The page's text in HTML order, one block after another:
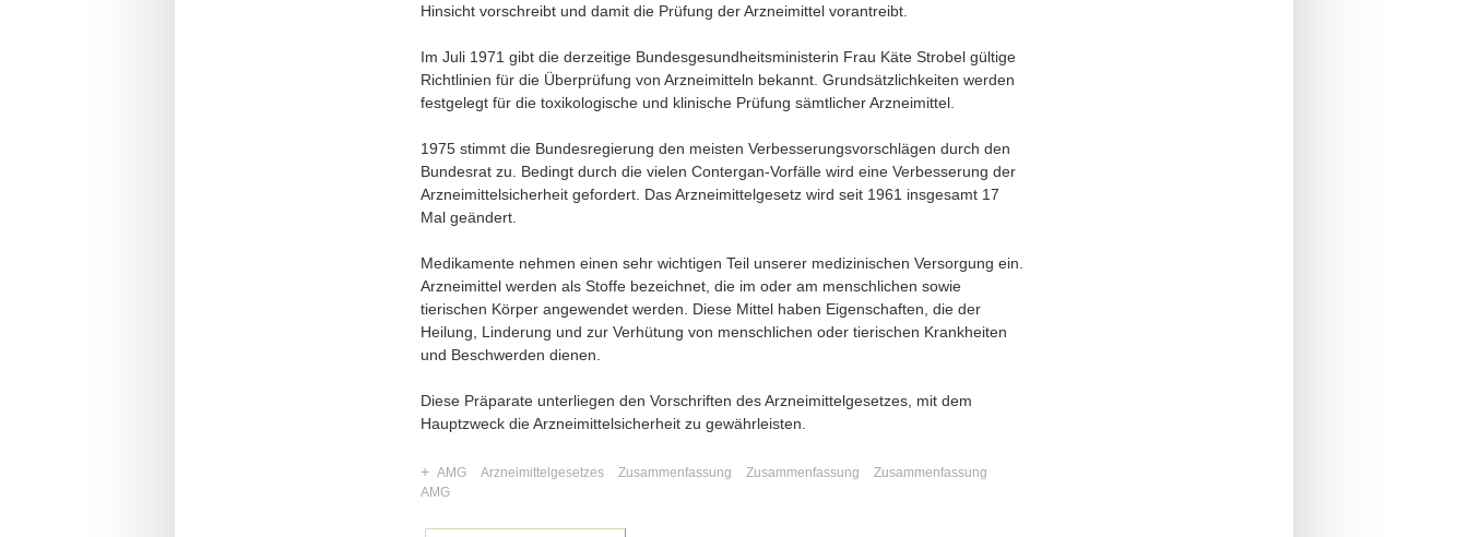
Hinsicht vorschreibt und damit die Prüfung der Arzneimittel vorantreibt.
Im Juli 1971 gibt die derzeitige Bundesgesundheitsministerin Frau Käte Strobel gültige
Richtlinien für die Überprüfung von Arzneimitteln bekannt. Grundsätzlichkeiten werden
festgelegt für die toxikologische und klinische Prüfung sämtlicher Arzneimittel.
1975 stimmt die Bundesregierung den meisten Verbesserungsvorschlägen durch den
Bundesrat zu. Bedingt durch die vielen Contergan-Vorfälle wird eine Verbesserung der
Arzneimittelsicherheit gefordert. Das Arzneimittelgesetz wird seit 1961 insgesamt 17
Mal geändert.
Medikamente nehmen einen sehr wichtigen Teil unserer medizinischen Versorgung ein.
Arzneimittel werden als Stoffe bezeichnet, die im oder am menschlichen sowie
tierischen Körper angewendet werden. Diese Mittel haben Eigenschaften, die der
Heilung, Linderung und zur Verhütung von menschlichen oder tierischen Krankheiten
und Beschwerden dienen.
Diese Präparate unterliegen den Vorschriften des Arzneimittelgesetzes, mit dem
Hauptzweck die Arzneimittelsicherheit zu gewährleisten.
+ AMG Arzneimittelgesetzes Zusammenfassung Zusammenfassung
Zusammenfassung
AMG